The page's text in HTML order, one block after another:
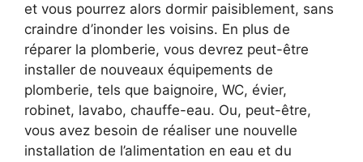
et vous pourrez alors dormir paisiblement, sans
craindre d’inonder les voisins. En plus de
réparer la plomberie, vous devrez peut-être
installer de nouveaux équipements de
plomberie, tels que baignoire, WC, évier,
robinet, lavabo, chauffe-eau. Ou, peut-être,
vous avez besoin de réaliser une nouvelle
installation de l’alimentation en eau et du